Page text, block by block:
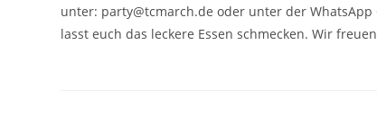
unter: party@tcmarch.de oder unter der
lasst euch das leckere Essen schmecken. Wir